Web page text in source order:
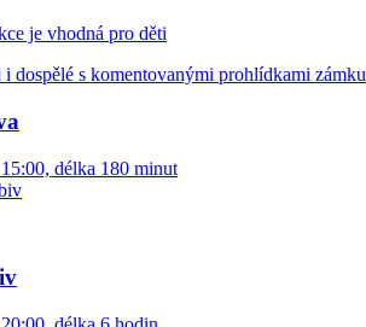
je vhodná pro děti
dospělé s komentovanými prohlídkami zámku
délka 180 minut